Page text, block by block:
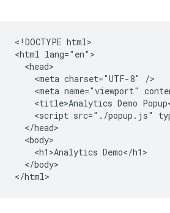
<!DOCTYPE html>
<html lang="en">
  <head>
    <meta charset="UTF-8" />
<meta name="viewport"
<title>Analytics Demo
<script src="./popup.js"
  </head>
  <body>
    <h1>Analytics Demo</h1>
  </body>